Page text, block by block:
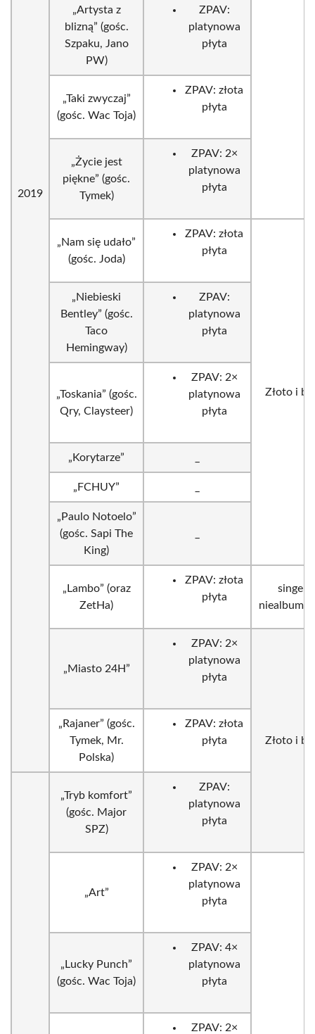
2019
„Artysta z
blizną” (gośc.
Szpaku, Jano
PW)
ZPAV:
platynowa
płyta
„Taki zwyczaj”
(gośc. Wac Toja)
ZPAV: złota
płyta
„Życie jest
piękne” (gośc.
Tymek)
ZPAV: 2×
platynowa
płyta
„Nam się udało”
(gośc. Joda)
ZPAV: złota
płyta
Złoto i
„Niebieski
Bentley” (gośc.
Taco
Hemingway)
ZPAV:
platynowa
płyta
„Toskania” (gośc.
Qry, Claysteer)
ZPAV: 2×
platynowa
płyta
„Korytarze”
„FCHUY”
„Paulo Notoelo”
(gośc. Sapi The
King)
„Lambo” (oraz
ZetHa)
ZPAV: złota
płyta
singel
„Miasto 24H”
ZPAV: 2×
platynowa
płyta
Złoto i
„Rajaner” (gośc.
Tymek, Mr.
Polska)
ZPAV: złota
płyta
„Tryb komfort”
(gośc. Major
SPZ)
ZPAV:
platynowa
płyta
„Art”
ZPAV: 2×
platynowa
płyta
„Lucky Punch”
(gośc. Wac Toja)
ZPAV: 4×
platynowa
płyta
ZPAV: 2×